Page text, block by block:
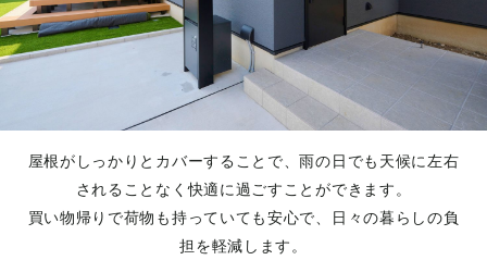
屋根がしっかりとカバーすることで、雨の日でも天候に左右
されることなく快適に過ごすことができます。
買い物帰りで荷物も持っていても安心で、日々の暮らしの負
担を軽減します。